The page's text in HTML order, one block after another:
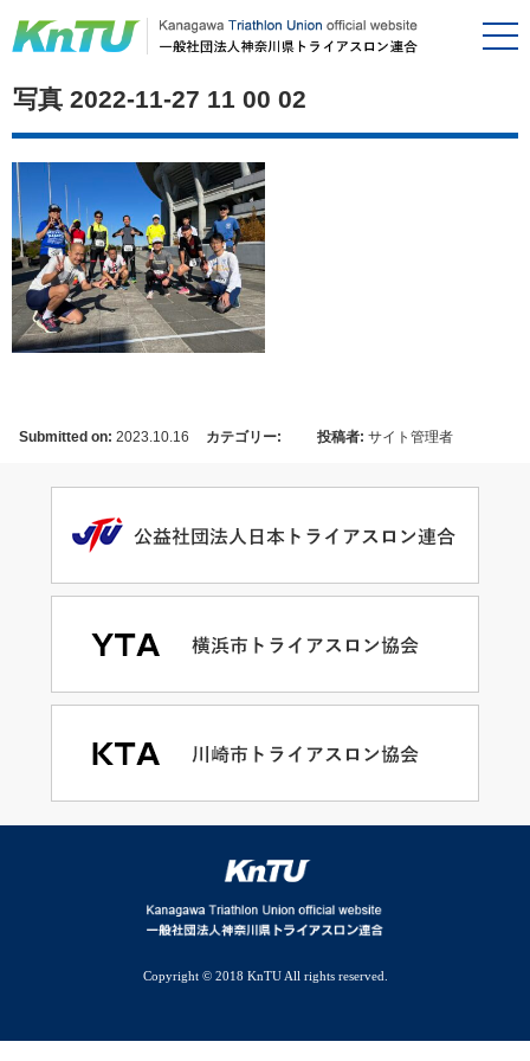
写真 2022-11-27 11 00 02
Submitted on: 2023.10.16 カテゴリー: 投稿者: サイト管理者
Copyright © 2018 KnTU All rights reserved.